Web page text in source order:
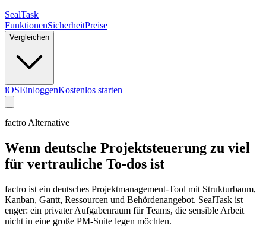
SealTask
FunktionenSicherheitPreise
Vergleichen
iOSEinloggenKostenlos starten
factro Alternative
Wenn deutsche Projektsteuerung zu viel
für vertrauliche To-dos ist
factro ist ein deutsches Projektmanagement-Tool mit Strukturbaum,
Kanban, Gantt, Ressourcen und Behördenangebot. SealTask ist
enger: ein privater Aufgabenraum für Teams, die sensible Arbeit
nicht in eine große PM-Suite legen möchten.